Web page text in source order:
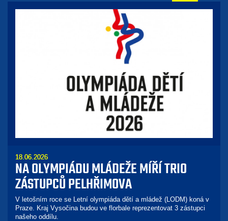
18.06.2026
NA OLYMPIÁDU MLÁDEŽE MÍŘÍ TRIO
ZÁSTUPCŮ PELHŘIMOVA
V letošním roce se Letní olympiáda dětí a mládež (LODM) koná v
Praze. Kraj Vysočina budou ve florbale reprezentovat 3 zástupci
našeho oddílu.